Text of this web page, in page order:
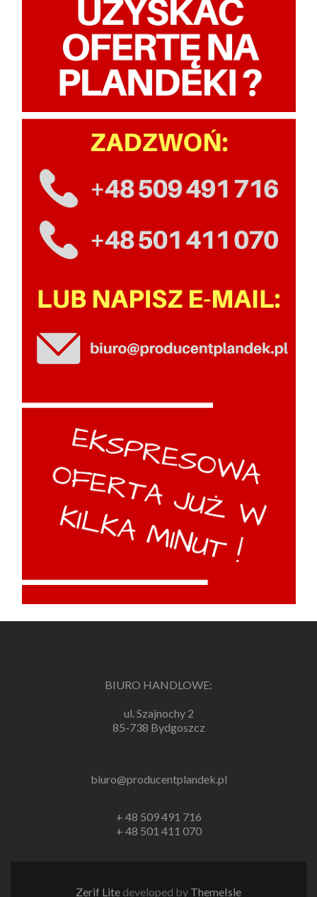
BIURO HANDLOWE:
ul. Szajnochy 2
85-738 Bydgoszcz
biuro@producentplandek.pl
+ 48 509 491 716
+ 48 501 411 070
Zerif Lite developed by ThemeIsle